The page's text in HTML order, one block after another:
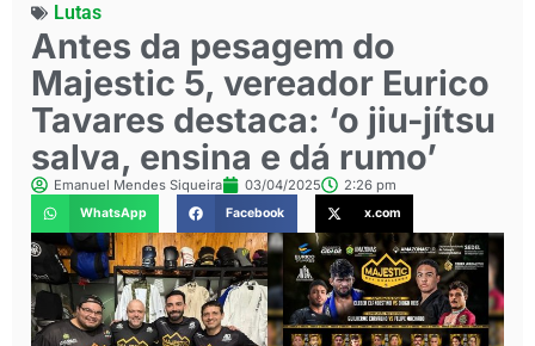
Lutas
Antes da pesagem do
Majestic 5, vereador Eurico
Tavares destaca: ‘o jiu-jítsu
salva, ensina e dá rumo’
Emanuel Mendes Siqueira 03/04/2025 2:26 pm
WhatsApp Facebook x.com